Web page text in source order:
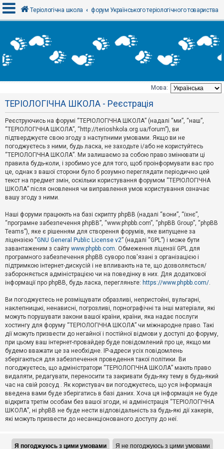
х
і
Т
е
м
и
б
е
з
в
і
д
п
о
в
і
д
й
А
к
т
и
в
н
і
м
и
П
о
ш
у
Д
о
п
о
м
Теріологічна школа форум Українського теріологічного товариства
Мова:
ТЕРІОЛОГІЧНА ШКОЛА - Реєстрація
Реєструючись на форумі “ТЕРІОЛОГІЧНА ШКОЛА” (надалі “ми”, “наш”,
“ТЕРІОЛОГІЧНА ШКОЛА”, “http://terioshkola.org.ua/forum”), ви
підтверджуєте свою згоду з наступними умовами. Якщо ви не
погоджуєтесь з ними, будь ласка, не заходьте і/або не користуйтесь
“ТЕРІОЛОГІЧНА ШКОЛА”. Ми залишаємо за собою право змінювати ці
правила будь-коли, і зробимо усе для того, щоб проінформувати вас про
це, однак з вашої сторони було б розумно переглядати періодично цей
текст на предмет змін, оскільки користування форумом “ТЕРІОЛОГІЧНА
ШКОЛА” після оновлення чи виправлення умов користування означає
вашу згоду з ними.
Наші форуми працюють на базі скрипту phpBB (надалі “вони”, “їхнє”,
“програмне забезпечення phpBB”, “www.phpbb.com”, “phpBB Group”, “phpBB
Teams”), яке є рішенням для створення форумів, яке випущене за
ліцензією “GNU General Public License v2” (надалі “GPL”) і може бути
завантаженим з сайту www.phpbb.com. Обмеження ліцензії GPL для
програмного забезпечення phpBB суворо пов'язані з організацією і
підтримкою інтернет-дискусій і не впливають на те, що дозволяється/
забороняється адміністрацією чи на поведінку в них. Для додаткової
інформації про phpBB, будь ласка, перегляньте: https://www.phpbb.com/.
Ви погоджуєтесь не розміщувати образливі, непристойні, вульгарні,
наклепницькі, ненависні, погрозливі, порнографічні та інші матеріали, які
можуть порушувати закони вашої країни, країни, яка надає послуги
хостингу для форуму “ТЕРІОЛОГІЧНА ШКОЛА” чи міжнародне право. Такі
дії можуть призвести до негайної і постійної відмови у доступі до форуму,
при цьому ваш інтернет-провайдер буде повідомлений про це, якщо ми
будемо вважати це за необхідне. IP-адреси усіх повідомлень
зберігаються для забезпечення проведення такої політики. Ви
погоджуєтесь, що адміністратори “ТЕРІОЛОГІЧНА ШКОЛА” мають право
видаляти, редагувати, переносити та закривати будь-яку тему в будь-який
час на свій розсуд . Як користувач ви погоджуєтесь, що уся інформація
введена вами буде зберігатись в базі даних. Хоча ця інформація не буде
відкрита третім особам без вашої згоди, ні адміністрація “ТЕРІОЛОГІЧНА
ШКОЛА”, ні phpBB не буде нести відповідальність за будь-які дії хакерів,
які можуть призвести до несанкціонованого доступу до неї.